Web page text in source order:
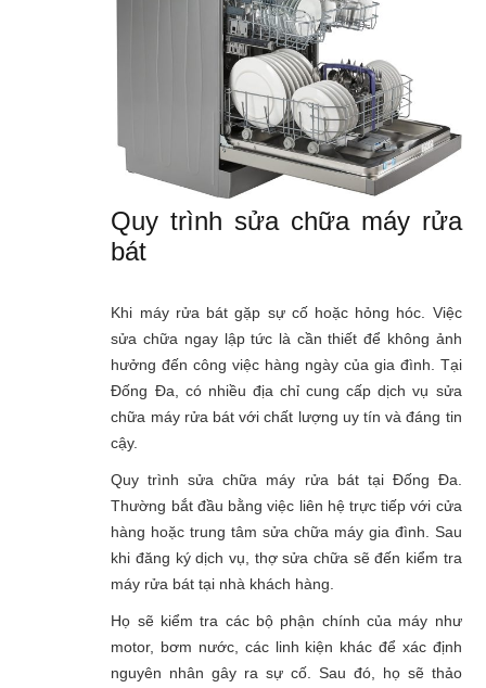
Quy trình sửa chữa máy rửa
bát
Khi máy rửa bát gặp sự cố hoặc hỏng hóc. Việc
sửa chữa ngay lập tức là cần thiết để không ảnh
hưởng đến công việc hàng ngày của gia đình. Tại
Đống Đa, có nhiều địa chỉ cung cấp dịch vụ sửa
chữa máy rửa bát với chất lượng uy tín và đáng tin
cậy.
Quy trình sửa chữa máy rửa bát tại Đống Đa.
Thường bắt đầu bằng việc liên hệ trực tiếp với cửa
hàng hoặc trung tâm sửa chữa máy gia đình. Sau
khi đăng ký dịch vụ, thợ sửa chữa sẽ đến kiểm tra
máy rửa bát tại nhà khách hàng.
Họ sẽ kiểm tra các bộ phận chính của máy như
motor, bơm nước, các linh kiện khác để xác định
nguyên nhân gây ra sự cố. Sau đó, họ sẽ thảo